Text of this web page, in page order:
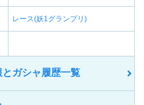
レース(妖1グランプリ)
ガシャ履歴一覧